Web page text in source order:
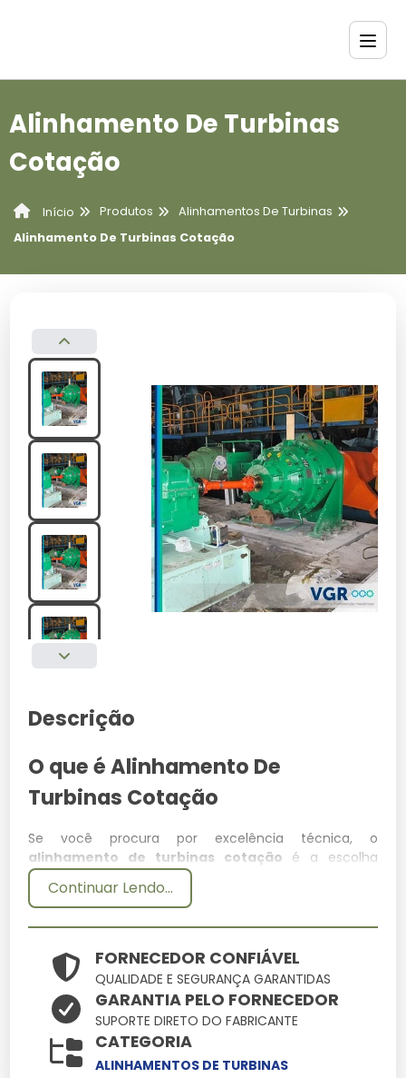
Alinhamento De Turbinas
Cotação
Início Produtos
Alinhamentos De Turbinas
Alinhamento De Turbinas Cotação
Descrição
O que é Alinhamento De
Turbinas Cotação
Se você procura por excelência técnica, o
alinhamento de turbinas cotação é a escolha
certa. Desenvolvido para suportar condições
extremas, este item integra nosso catálogo como
exigentes.
Por que escolher Alinhamento
De Turbinas Cotação conosco?
Nossa empresa se destaca no mercado pela
seriedade com que trata o fornecimento de
Continuar Lendo...
FORNECEDOR CONFIÁVEL
QUALIDADE E SEGURANÇA GARANTIDAS
GARANTIA PELO FORNECEDOR
SUPORTE DIRETO DO FABRICANTE
CATEGORIA
ALINHAMENTOS DE TURBINAS